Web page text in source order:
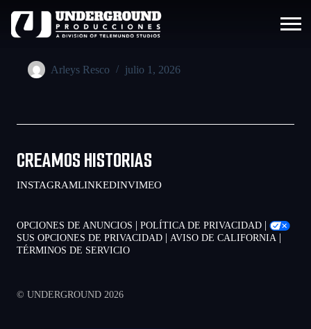
Arleys Resco julio 1, 2026
CREAMOS HISTORIAS
INSTAGRAMLINKEDINVIMEO
OPCIONES DE ANUNCIOS | POLÍTICA DE PRIVACIDAD |
SUS OPCIONES DE PRIVACIDAD | AVISO DE CALIFORNIA |
TÉRMINOS DE SERVICIO
© UNDERGROUND 2026